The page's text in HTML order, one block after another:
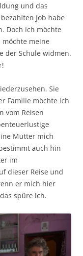
und das
Job habe
Doch ich möchte
meine
der Schule widmen.
Sie
Familie möchte ich
vom Reisen
Mutter mich
auch hin
im
dieser Reise und
er mich hier
spüre ich.